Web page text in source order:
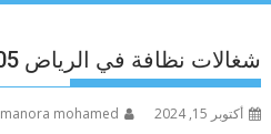
شغالات نظافة في الرياض 0575268905
أكتوبر 15, 2024 manora mohamed